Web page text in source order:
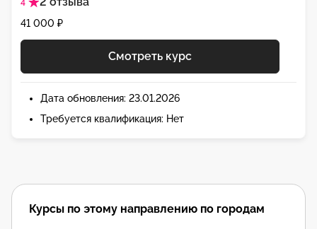
4
41 000 ₽
Смотреть курс
Дата обновления: 23.01.2026
Требуется квалификация: Нет
Курсы по этому направлению по городам